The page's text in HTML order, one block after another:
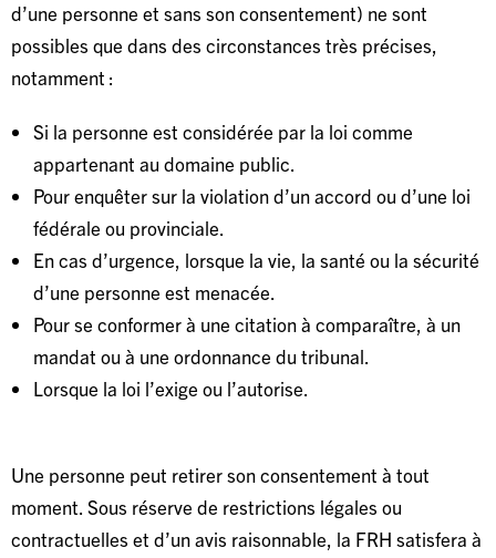
d’une personne et sans son consentement) ne sont
possibles que dans des circonstances très précises,
notamment :
Si la personne est considérée par la loi comme
appartenant au domaine public.
Pour enquêter sur la violation d’un accord ou d’une loi
fédérale ou provinciale.
En cas d’urgence, lorsque la vie, la santé ou la sécurité
d’une personne est menacée.
Pour se conformer à une citation à comparaître, à un
mandat ou à une ordonnance du tribunal.
Lorsque la loi l’exige ou l’autorise.
Une personne peut retirer son consentement à tout
moment. Sous réserve de restrictions légales ou
contractuelles et d’un avis raisonnable, la FRH satisfera à